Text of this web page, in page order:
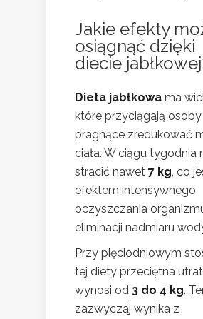
Jakie efekty
osiągnąć dzięki
diecie
Dieta jabłkowa ma
które przyciągają osoby
pragnące zredukować
ciała. W ciągu tygodnia
stracić nawet 7 kg, co
efektem intensywnego
oczyszczania
eliminacji nadmiaru
Przy pięciodniowym
tej diety przeciętna
wynosi od 3 do 4 kg.
zazwyczaj wynika z